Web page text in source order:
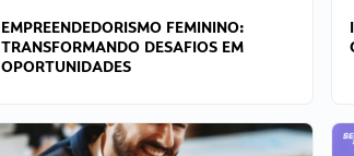
EMPREENDEDORISMO FEMININO:
TRANSFORMANDO DESAFIOS EM
OPORTUNIDADES